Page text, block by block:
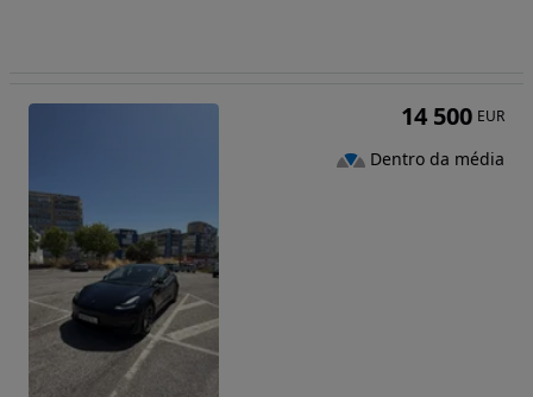
14 500 EUR
Dentro da média